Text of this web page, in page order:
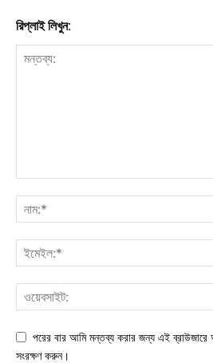
রিপ্লাই লিখুন:
পরের বার আমি মন্তব্য করার জন্য এই
সংরক্ষণ করুন।